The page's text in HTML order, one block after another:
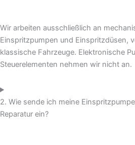
Wir arbeiten ausschließlich an
Einspritzpumpen und Einspritzdüsen,
klassische Fahrzeuge. Elektronische
Steuerelementen nehmen wir nicht an.
2. Wie sende ich meine
Reparatur ein?